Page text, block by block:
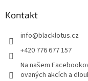
Kontakt
info@blacklotus.cz
+420 776 677 157
Na našem
ovaných akcích a